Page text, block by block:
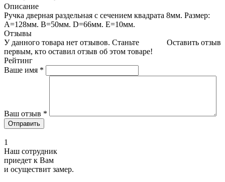
Описание
Ручка дверная раздельная с сечением квадрата 8мм. Размер:
А=128мм. В=50мм. D=66мм. Е=10мм.
Отзывы
Оставить отзыв
У данного товара нет отзывов. Станьте
первым, кто оставил отзыв об этом товаре!
Рейтинг
Ваше имя *
Ваш отзыв *
1
Наш сотрудник
приедет к Вам
и осуществит замер.